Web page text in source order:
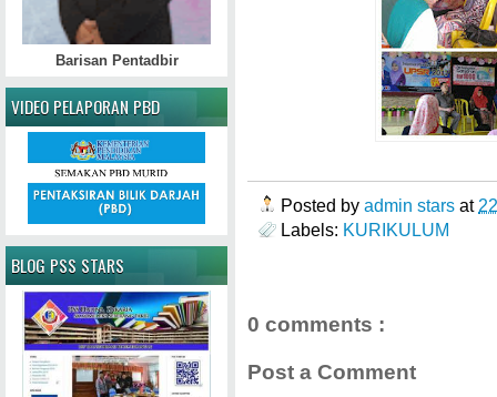
Posted by admin stars at
Labels: KURIKULUM
0 comments :
Post a Comment
Barisan Pentadbir
VIDEO PELAPORAN PBD
BLOG PSS STARS